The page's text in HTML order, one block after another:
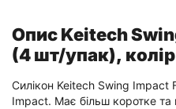
Опис Keitech
(4 шт/упак),
Силікон Keitech Swing Impact
Impact. Має більш коротке та